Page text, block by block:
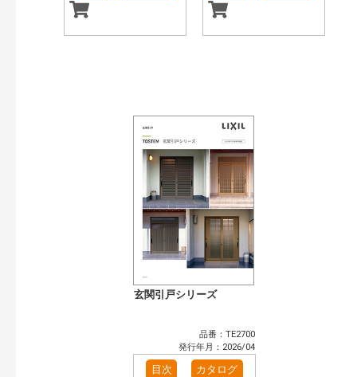
玄関引戸シリーズ
品番：TE2700
発行年月：2026/04
目次 カタログ